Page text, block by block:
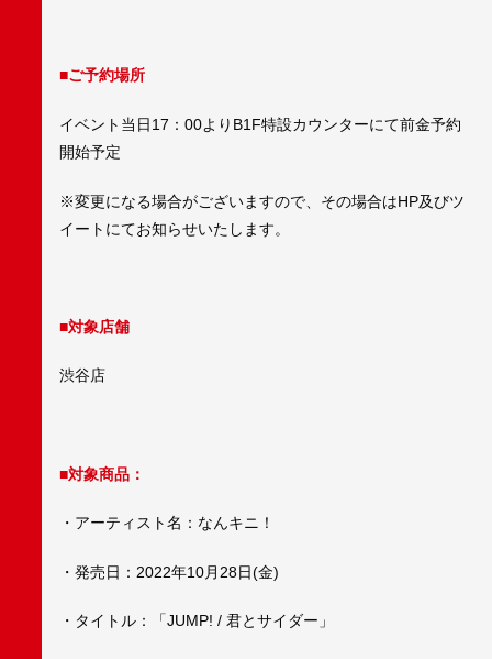
■ご予約場所
イベント当日17：00よりB1F特設カウンターにて前金予約
開始予定
※変更になる場合がございますので、その場合はHP及びツ
イートにてお知らせいたします。
■対象店舗
渋谷店
■対象商品：
・アーティスト名：なんキニ！
・発売日：2022年10月28日(金)
・タイトル：「JUMP! / 君とサイダー」